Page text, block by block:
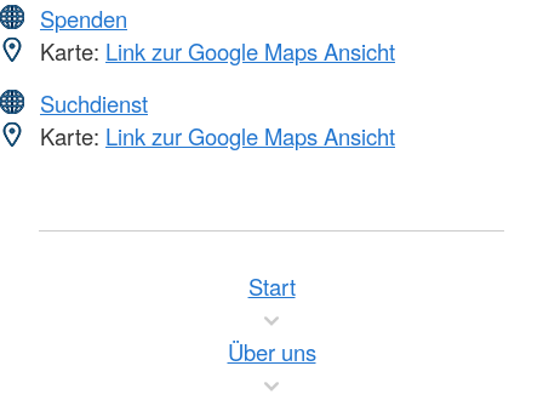
Spenden
Karte: Link zur Google Maps Ansicht
Suchdienst
Karte: Link zur Google Maps Ansicht
Start
Über uns